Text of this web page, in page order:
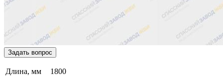
Задать вопрос
Длина, мм 1800